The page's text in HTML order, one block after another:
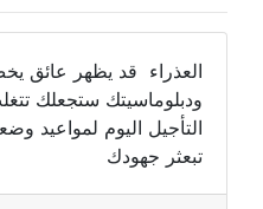
العذراء قد يظهر عائق
ودبلوماسيتك ستجعلك
التأجيل اليوم لمواعيد
تبعثر جهودك